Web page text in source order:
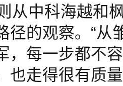
从中科海越和
径的观察。“从
，每一步都不
也走得很有质